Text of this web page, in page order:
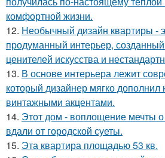
комфортной жизни.
12. Необычный дизайн квартиры -
продуманный интерьер,
ценителей искусства и
13. В основе интерьера лежит
который дизайнер мягко дополнил
винтажными акцентами.
14. Этот дом - воплощение мечты
вдали от городской суеты.
15. Эта квартира площадью 53 кв.